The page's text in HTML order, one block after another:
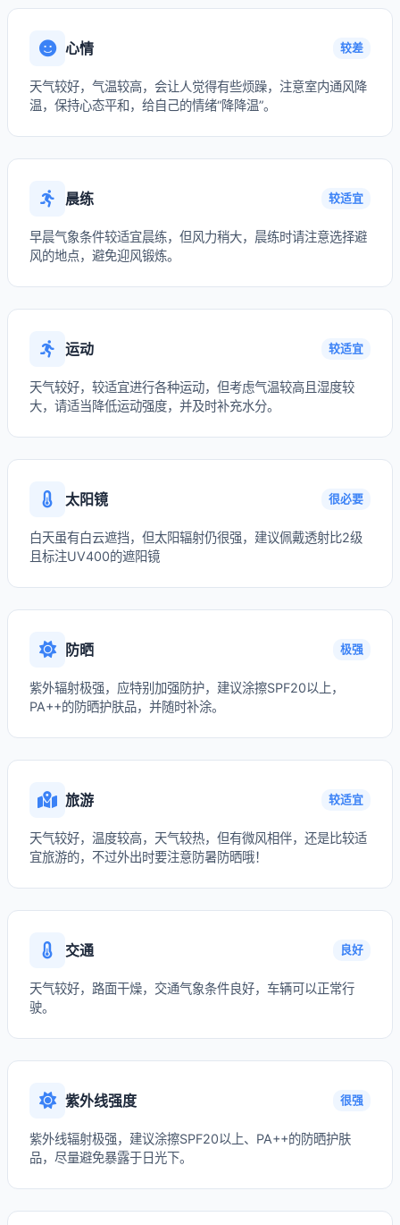
心情 较差
天气较好，气温较高，会让人觉得有些烦躁，注意室内通风降
温，保持心态平和，给自己的情绪“降降温”。
晨练 较适宜
早晨气象条件较适宜晨练，但风力稍大，晨练时请注意选择避
风的地点，避免迎风锻炼。
运动 较适宜
天气较好，较适宜进行各种运动，但考虑气温较高且湿度较
大，请适当降低运动强度，并及时补充水分。
太阳镜 很必要
白天虽有白云遮挡，但太阳辐射仍很强，建议佩戴透射比2级
且标注UV400的遮阳镜
防晒 极强
紫外辐射极强，应特别加强防护，建议涂擦SPF20以上，
PA++的防晒护肤品，并随时补涂。
旅游 较适宜
天气较好，温度较高，天气较热，但有微风相伴，还是比较适
宜旅游的，不过外出时要注意防暑防晒哦！
交通 良好
天气较好，路面干燥，交通气象条件良好，车辆可以正常行
驶。
紫外线强度 很强
紫外线辐射极强，建议涂擦SPF20以上、PA++的防晒护肤
品，尽量避免暴露于日光下。